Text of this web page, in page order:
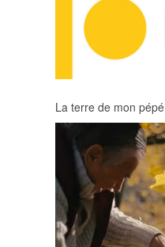
La terre de mon pépé